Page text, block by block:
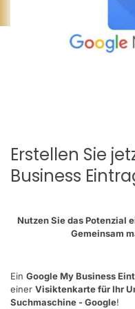
Erstellen Sie
Business
Nutzen Sie das Potenzial
Gemeinsam
Ein Google My Business
einer Visiktenkarte für Ihr
Suchmaschine - Google!